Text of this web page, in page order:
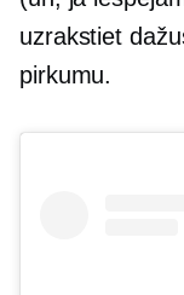
uzrakstiet
pirkumu.